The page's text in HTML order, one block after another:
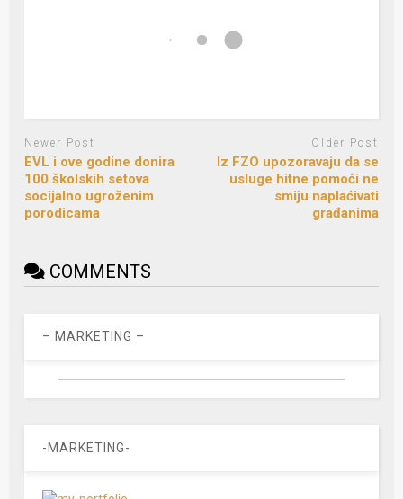
Newer Post
EVL i ove godine donira
100 školskih setova
socijalno ugroženim
porodicama
Older Post
Iz FZO upozoravaju da se
usluge hitne pomoći ne
smiju naplaćivati
građanima
COMMENTS
– MARKETING –
-MARKETING-